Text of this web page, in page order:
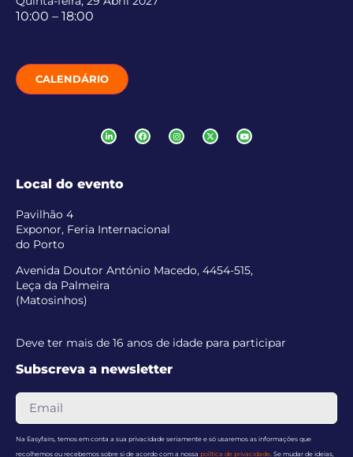
10:00 – 18:00
CALENDÁRIO
Local do evento
Pavilhão 4
Exponor, Feria Internacional
do Porto
Avenida Doutor António Macedo, 4454-515,
Leça da Palmeira
(Matosinhos)
Deve ter mais de 16 anos de idade para participar
Subscreva a newsletter
Na Easyfairs, temos em conta a sua privacidade seriamente e só usaremos as informações que
recolhemos ou recebemos sobre si de acordo com a nossa política de privacidade . Se mudar de ideias,